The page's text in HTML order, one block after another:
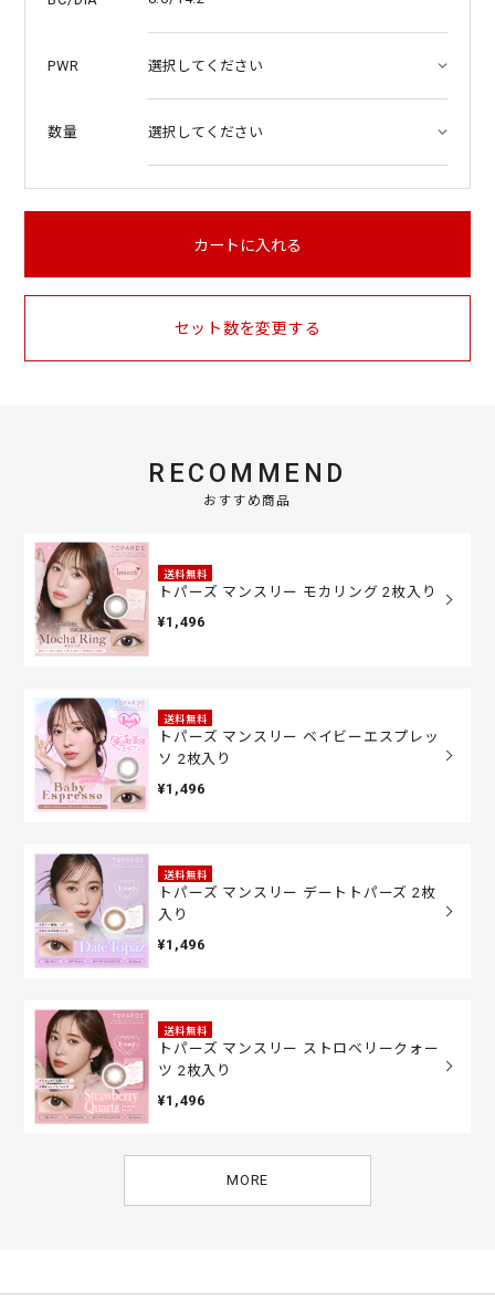
PWR
数量
カートに入れる
セット数を変更する
RECOMMEND
おすすめ商品
送料無料
トパーズ マンスリー モカリング 2枚入り
¥1,496
送料無料
トパーズ マンスリー ベイビーエスプレッ
ソ 2枚入り
¥1,496
送料無料
トパーズ マンスリー デートトパーズ 2枚
入り
¥1,496
送料無料
トパーズ マンスリー ストロベリークォー
ツ 2枚入り
¥1,496
MORE